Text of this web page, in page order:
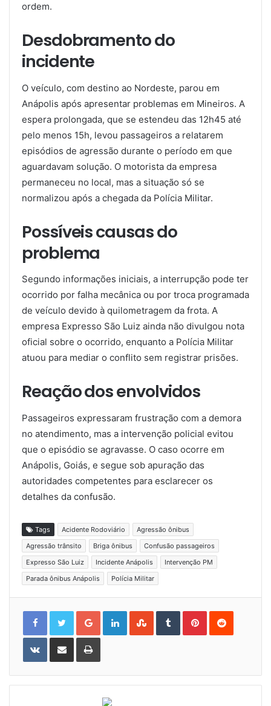
ordem.
Desdobramento do
incidente
O veículo, com destino ao Nordeste, parou em
Anápolis após apresentar problemas em Mineiros. A
espera prolongada, que se estendeu das 12h45 até
pelo menos 15h, levou passageiros a relatarem
episódios de agressão durante o período em que
aguardavam solução. O motorista da empresa
permaneceu no local, mas a situação só se
normalizou após a chegada da Polícia Militar.
Possíveis causas do
problema
Segundo informações iniciais, a interrupção pode ter
ocorrido por falha mecânica ou por troca programada
de veículo devido à quilometragem da frota. A
empresa Expresso São Luiz ainda não divulgou nota
oficial sobre o ocorrido, enquanto a Polícia Militar
atuou para mediar o conflito sem registrar prisões.
Reação dos envolvidos
Passageiros expressaram frustração com a demora
no atendimento, mas a intervenção policial evitou
que o episódio se agravasse. O caso ocorre em
Anápolis, Goiás, e segue sob apuração das
autoridades competentes para esclarecer os
detalhes da confusão.
Tags Acidente Rodoviário
Agressão ônibus
Agressão trânsito
Briga ônibus
Confusão passageiros
Expresso São Luiz
Incidente Anápolis
Intervenção PM
Parada ônibus Anápolis
Polícia Militar
Google+LinkedInStumbleUpon
TumblrPinterestReddit
VKontakteShare
Email
Print